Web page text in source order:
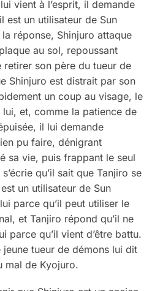
vient à l’esprit, il demande
est un utilisateur de Sun
réponse, Shinjuro attaque
au sol, repoussant
retirer son père du tueur de
Shinjuro est distrait par son
un coup au visage, le
et, comme la patience de
il lui demande
pu faire, dénigrant
sa vie, puis frappant le seul
qu’il sait que Tanjiro se
un utilisateur de Sun
parce qu’il peut utiliser le
et Tanjiro répond qu’il ne
parce qu’il vient d’être battu.
tueur de démons lui dit
mal de Kyojuro.